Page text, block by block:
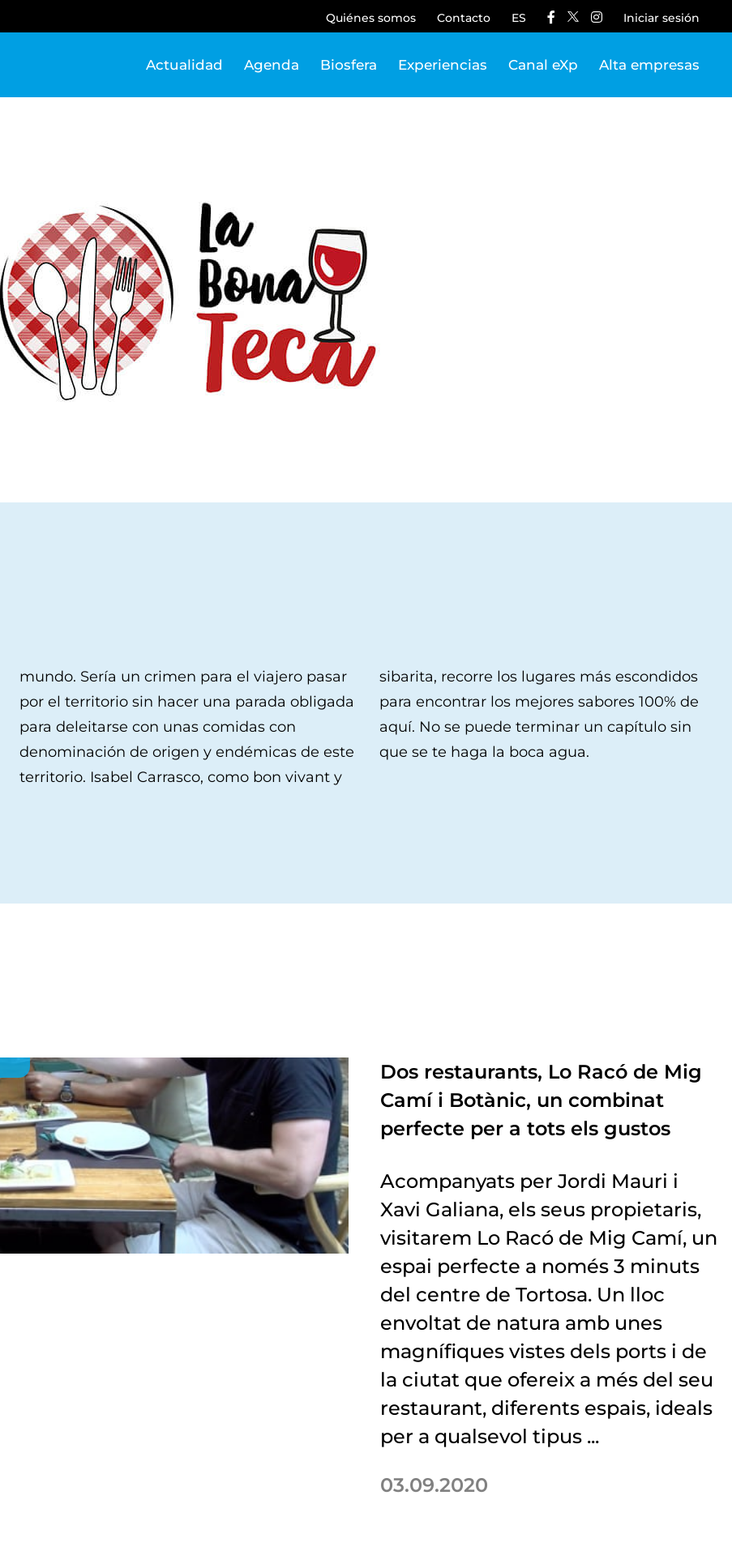
Quiénes somos Contacto ES Iniciar sesión
Actualidad Agenda Biosfera Experiencias Canal eXp Alta empresas
mundo. Sería un crimen para el viajero pasar
sibarita, recorre los lugares más escondidos
que se te haga la boca agua.
Dos restaurants, Lo Racó de Mig
Camí i Botànic, un combinat
perfecte per a tots els gustos
Acompanyats per Jordi Mauri i
Xavi Galiana, els seus propietaris,
visitarem Lo Racó de Mig Camí, un
espai perfecte a només 3 minuts
del centre de Tortosa. Un lloc
envoltat de natura amb unes
magnífiques vistes dels ports i de
la ciutat que ofereix a més del seu
restaurant, diferents espais, ideals
per a qualsevol tipus ...
03.09.2020